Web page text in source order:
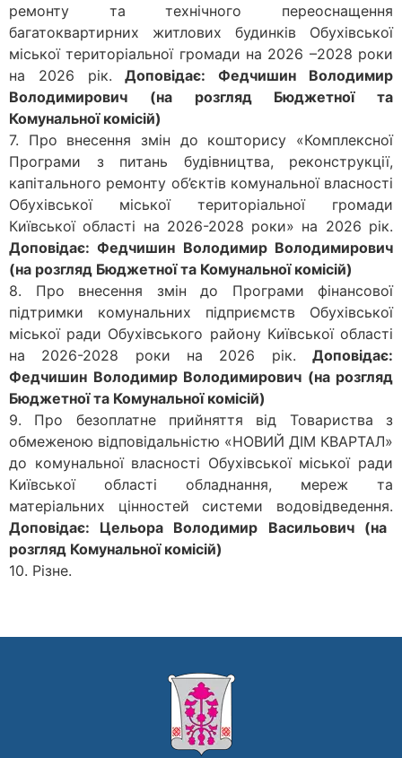
ремонту та технічного переоснащення
багатоквартирних житлових будинків Обухівської
міської територіальної громади на 2026 –2028 роки
на 2026 рік.Доповідає: Федчишин Володимир
Володимирович (на розгляд Бюджетної та
Комунальної комісій)
7. Про внесення змін до кошторису «Комплексної
Програми з питань будівництва, реконструкції,
капітального ремонту об’єктів комунальної власності
Обухівської міської територіальної громади
Київської області на 2026-2028 роки» на 2026 рік.
Доповідає: Федчишин Володимир Володимирович
(на розгляд Бюджетної та Комунальної комісій)
8. Про внесення змін до Програми фінансової
підтримки комунальних підприємств Обухівської
міської ради Обухівського району Київської області
на 2026-2028 роки на 2026 рік. Доповідає:
Федчишин Володимир Володимирович (на розгляд
Бюджетної та Комунальної комісій)
9. Про безоплатне прийняття від Товариства з
обмеженою відповідальністю «НОВИЙ ДІМ КВАРТАЛ»
до комунальної власності Обухівської міської ради
Київської області обладнання, мереж та
матеріальних цінностей системи водовідведення.
Доповідає: Цельора Володимир Васильович (на
розгляд Комунальної комісій)
10. Різне.